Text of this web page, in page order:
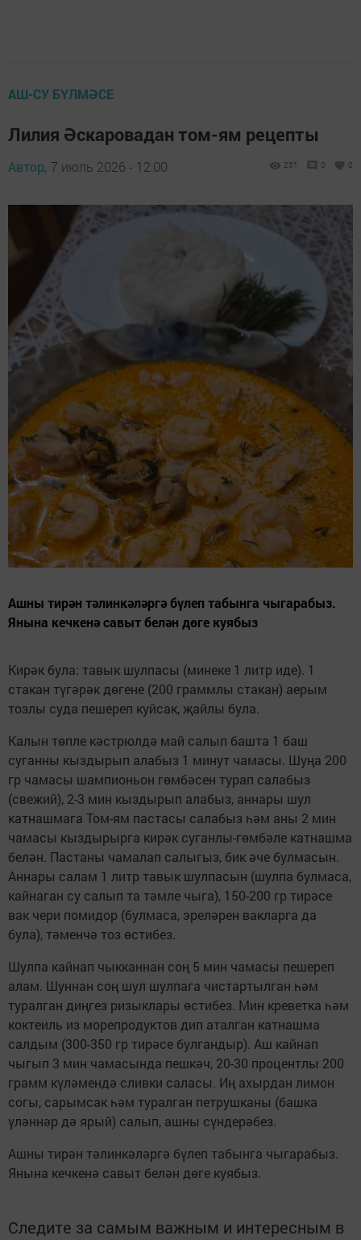
АШ-СУ БҮЛМӘСЕ
Лилия Әскаровадан том-ям рецепты
Автор, 7 июль 2026 - 12:00 251 0 0
Ашны тирән тәлинкәләргә бүлеп табынга чыгарабыз.
Янына кечкенә савыт белән дөге куябыз
Кирәк була: тавык шулпасы (минеке 1 литр иде). 1
стакан түгәрәк дөгене (200 граммлы стакан) аерым
тозлы суда пешереп куйсак, җайлы була.
Калын төпле кәстрюлдә май салып башта 1 баш
суганны кыздырып алабыз 1 минут чамасы. Шуңа 200
гр чамасы шампионьон гөмбәсен турап салабыз
(свежий), 2-3 мин кыздырып алабыз, аннары шул
катнашмага Том-ям пастасы салабыз һәм аны 2 мин
чамасы кыздырырга кирәк суганлы-гөмбәле катнашма
белән. Пастаны чамалап салыгыз, бик әче булмасын.
Аннары салам 1 литр тавык шулпасын (шулпа булмаса,
кайнаган су салып та тәмле чыга), 150-200 гр тирәсе
вак чери помидор (булмаса, эреләрен вакларга да
була), тәменчә тоз өстибез.
Шулпа кайнап чыкканнан соң 5 мин чамасы пешереп
алам. Шуннан соң шул шулпага чистартылган һәм
туралган диңгез ризыклары өстибез. Мин креветка һәм
коктеиль из морепродуктов дип аталган катнашма
салдым (300-350 гр тирәсе булгандыр). Аш кайнап
чыгып 3 мин чамасында пешкәч, 20-30 процентлы 200
грамм күләмендә сливки саласы. Иң ахырдан лимон
согы, сарымсак һәм туралган петрушканы (башка
үләннәр дә ярый) салып, ашны сүндерәбез.
Ашны тирән тәлинкәләргә бүлеп табынга чыгарабыз.
Янына кечкенә савыт белән дөге куябыз.
Следите за самым важным и интересным в